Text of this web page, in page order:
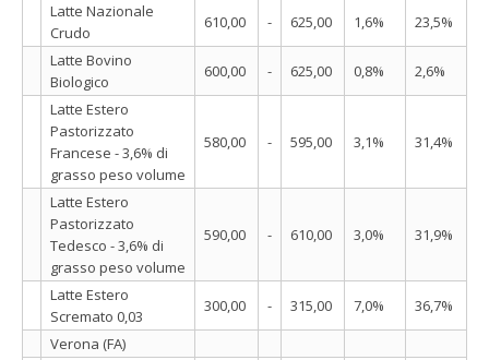
Latte Nazionale
Crudo
610,00 - 625,00 1,6%
23,5%
Latte Bovino
Biologico
600,00 - 625,00 0,8%
2,6%
Latte Estero
Pastorizzato
Francese - 3,6% di
grasso peso volume
580,00 - 595,00 3,1% 31,4%
Latte Estero
Pastorizzato
Tedesco - 3,6% di
grasso peso volume
590,00 - 610,00 3,0% 31,9%
Latte Estero
Scremato 0,03
300,00 - 315,00 7,0%
36,7%
Verona (FA)